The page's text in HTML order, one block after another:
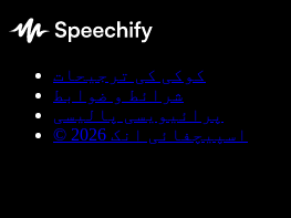
کوکی کی ترجیحات
شرائط و ضوابط
پرائیویسی پالیسی
© اسپیچفائی انک 2026